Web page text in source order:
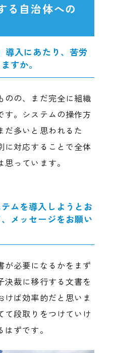
る自治体への
導入にあたり、苦労
すか。
のの、まだ完全に組織
す。システムの操作方
だ多いと思われるた
に対応することで全体
っています。
ムを導入しようとお
メッセージをお願い
が必要になるかをまず
決裁に移行する文書を
ば効率的だと思いま
て段取りをつけていけ
ずです。